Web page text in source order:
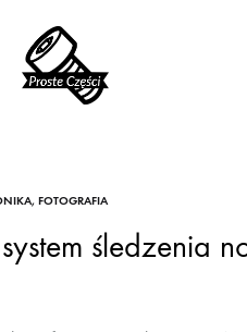
, FOTOGRAFIA
śledzenia